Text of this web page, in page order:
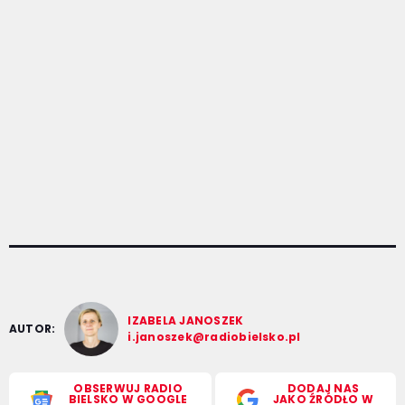
AUTOR:
IZABELA JANOSZEK
i.janoszek@radiobielsko.pl
OBSERWUJ RADIO
BIELSKO W GOOGLE
DODAJ NAS
JAKO ŹRÓDŁO W